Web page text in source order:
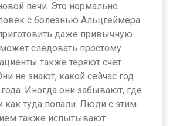
печи. Это нормально.
с болезнью Альцгеймера
даже привычную
следовать простому
также теряют счет
не знают, какой сейчас год
Иногда они забывают, где
как туда попали. Люди с этим
также испытывают